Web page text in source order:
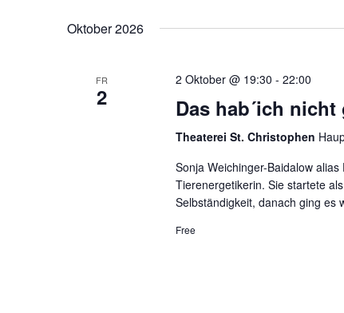
Oktober 2026
FR
2
2 Oktober @ 19:30 - 22:00
Das hab´ich
Theaterei St. Christophen
Sonja Weichinger-Baidalow
Tierenergetikerin. Sie startete
Selbständigkeit, danach ging es
Free